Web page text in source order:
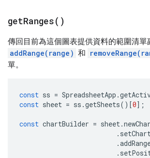
getRanges( )
傳回目前為這個圖表提供資料的範圍清單
addRange(range) 和
單。
const ss = SpreadsheetApp .
const sheet = ss .getSheets()[0];
const chartBuilder = sheet.
.
.
.